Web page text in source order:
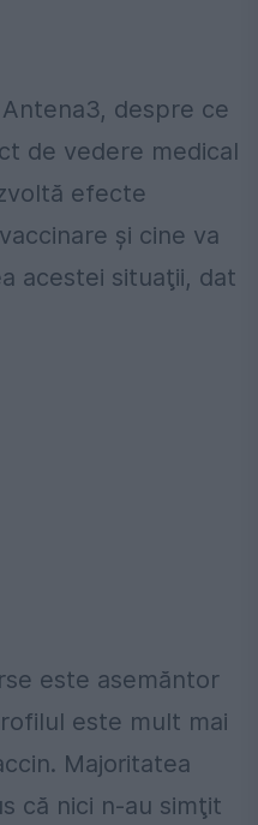
despre ce
de vedere medical
efecte
şi cine va
acestei situaţii, dat
este asemăntor
este mult mai
Majoritatea
că nici n-au simţit